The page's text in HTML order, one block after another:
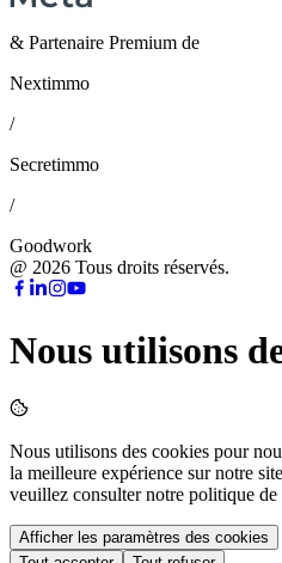
& Partenaire Premium de
Nextimmo
/
Secretimmo
/
Goodwork
@ 2026 Tous droits réservés.
Nous utilisons
Nous utilisons des cookies pour
la meilleure expérience sur notre
veuillez consulter notre politique de
Afficher les paramètres des cookies